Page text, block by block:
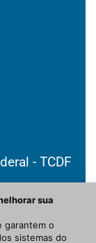
- TCDF
sua
garantem o
sistemas do